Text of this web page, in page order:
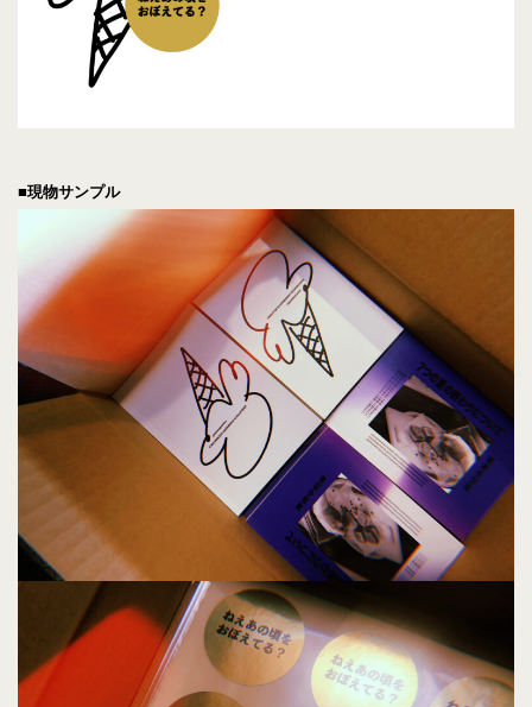
■現物サンプル